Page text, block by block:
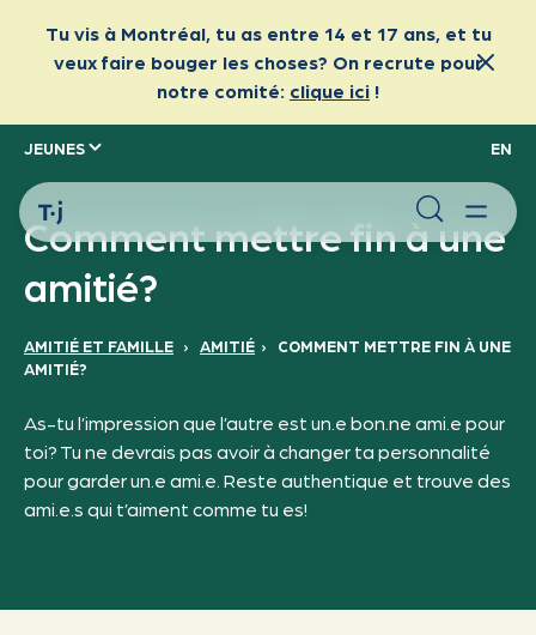
JEUNES EN
Comment mettre fin à une
amitié?
AMITIÉ ET FAMILLE › AMITIÉ › COMMENT METTRE FIN À UNE
AMITIÉ?
As-tu l’impression que l’autre est un.e bon.ne ami.e pour
toi? Tu ne devrais pas avoir à changer ta personnalité
pour garder un.e ami.e. Reste authentique et trouve des
ami.e.s qui t’aiment comme tu es!